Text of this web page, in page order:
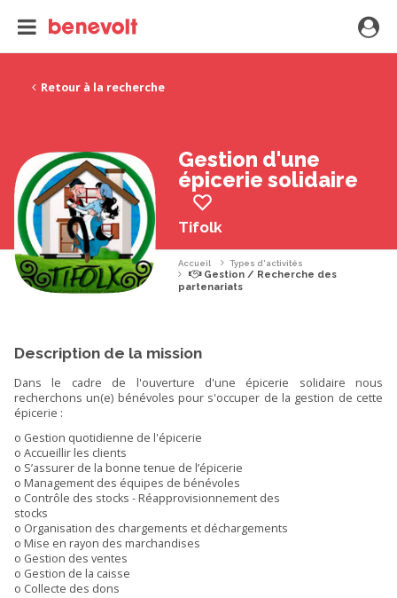
Retour à la recherche
Gestion d'une
épicerie solidaire
Tifolk
Accueil Types d'activités
Gestion / Recherche des
partenariats
Description de la mission
Dans le cadre de l'ouverture d'une épicerie solidaire nous
recherchons un(e) bénévoles pour s'occuper de la gestion de cette
épicerie :
o Gestion quotidienne de l'épicerie
o Accueillir les clients
o S’assurer de la bonne tenue de l’épicerie
o Management des équipes de bénévoles
o Contrôle des stocks - Réapprovisionnement des
stocks
o Organisation des chargements et déchargements
o Mise en rayon des marchandises
o Gestion des ventes
o Gestion de la caisse
o Collecte des dons